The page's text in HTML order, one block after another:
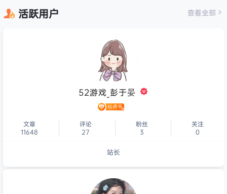
活跃用户 查看全部
52游戏_彭于晏
文章
11648
评论
27
粉丝
3
关注
0
站长